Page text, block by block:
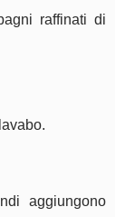
raffinati di
aggiungono